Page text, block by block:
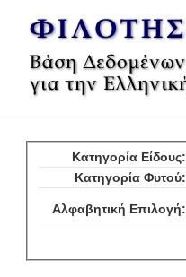
Κατηγορία Είδους:
Κατηγορία Φυτού:
Αλφαβητική Επιλογή: